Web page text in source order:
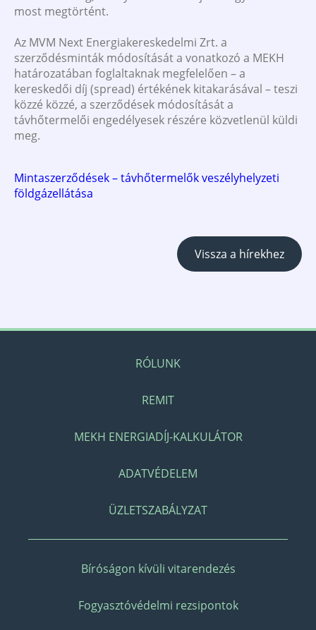
most megtörtént.
Az MVM Next Energiakereskedelmi Zrt. a
szerződésminták módosítását a vonatkozó a MEKH
határozatában foglaltaknak megfelelően – a
kereskedői díj (spread) értékének kitakarásával – teszi
közzé közzé, a szerződések módosítását a
távhőtermelői engedélyesek részére közvetlenül küldi
meg.
Mintaszerződések – távhőtermelők veszélyhelyzeti
földgázellátása
Vissza a hírekhez
RÓLUNK
REMIT
MEKH ENERGIADÍJ-KALKULÁTOR
ADATVÉDELEM
ÜZLETSZABÁLYZAT
Bíróságon kívüli vitarendezés
Fogyasztóvédelmi rezsipontok